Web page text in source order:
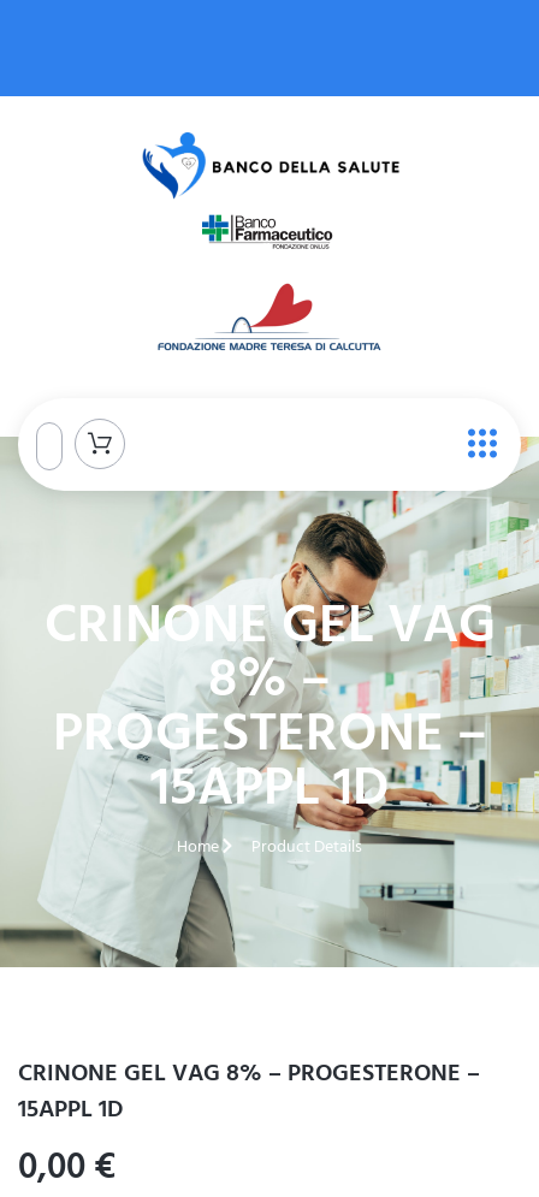
CRINONE GEL VAG
8% –
PROGESTERONE –
15APPL 1D
Home Product Details
CRINONE GEL VAG 8% – PROGESTERONE –
15APPL 1D
0,00€